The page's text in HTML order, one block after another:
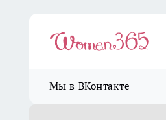
Мы в ВКонтакте